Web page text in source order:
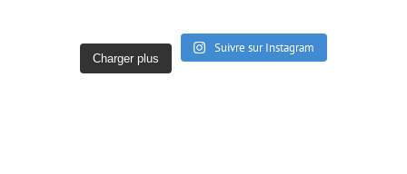
Charger plus
Suivre sur Instagram